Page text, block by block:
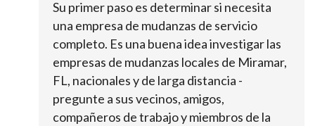
Su primer paso es determinar si necesita
una empresa de mudanzas de servicio
completo. Es una buena idea investigar las
empresas de mudanzas locales de Miramar,
FL, nacionales y de larga distancia -
pregunte a sus vecinos, amigos,
compañeros de trabajo y miembros de la